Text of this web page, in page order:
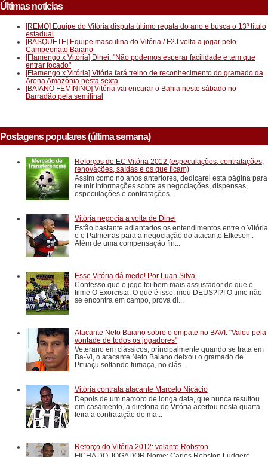
Últimas notícias
[REMO] Equipe do Vitória disputa último regata do ano e busca o 13º título
estadual
[BASQUETE] Equipe masculina do Vitória / F2J volta a jogar pelo
Campeonato Baiano
[Flamengo x Vitória] Dinei: "Não podemos esperar facilidade e tem que
entrar focado"
[Flamengo x Vitória] Vitória fará treino de reconhecimento do gramado da
Arena Amazônia nesta sexta
[BAIANO FEMININO] Vitória vai encarar o Bahia neste sábado no
Barradão pela semifinal
Postagens populares (última semana)
Reforços do EC Vitória 2012 (especulações, contratações,
renovações, saídas e os que ficam)
Assim como no anos anteriores, dedicarei esta página para
reunir informações sobre as negociações, dispensas,
especulações e contratações...
Vitória negocia a volta de Dinei
Estão bastante adiantados os entendimentos entre o Vitória
e o Palmeiras para a negociação do atacante Elkeson .
Além de uma compensação fin...
Esse Vitória dá medo! Por Luan Silva.
Confesso que o jogo foi bem mais assustador do que o
filme O Exorcista. O que é isso, meu DEUS?!?! O time não
se encontra em campo, prova di...
Atacante Neto Baiano sobre o empate no BAVI: "Valeu pela
vontade de todos os jogadores"
Veterano em clássicos, principalmente quando se trata em
Ba-Vi, o atacante Neto Baiano deixou o gramado de
Pituaçu soltando fumaça, no clás...
Vitória contrata atacante Marcelo Nicácio
Depois de um namoro de longa data, que nunca resultou
em casamento, a diretoria do Vitória acertou nesta quarta-
feira a contratação de ma...
Reforço do Vitória 2012: volante Robston